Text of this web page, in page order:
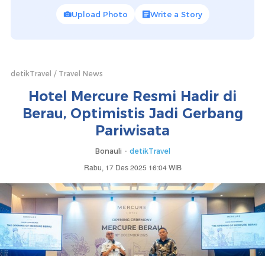
Upload Photo Write a Story
detikTravel Travel News
Hotel Mercure Resmi Hadir di
Berau, Optimistis Jadi Gerbang
Pariwisata
Bonauli - detikTravel
Rabu, 17 Des 2025 16:04 WIB